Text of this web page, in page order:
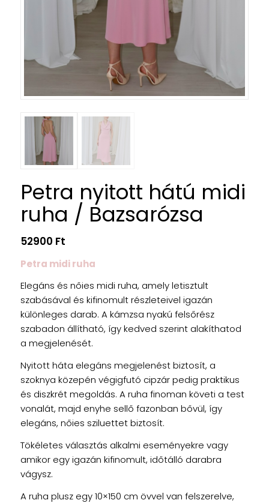
Petra nyitott hátú midi
ruha / Bazsarózsa
52900 Ft
Petra midi ruha
Elegáns és nőies midi ruha, amely letisztult
szabásával és kifinomult részleteivel igazán
különleges darab. A kámzsa nyakú felsőrész
szabadon állítható, így kedved szerint alakíthatod
a megjelenését.
Nyitott háta elegáns megjelenést biztosít, a
szoknya közepén végigfutó cipzár pedig praktikus
és diszkrét megoldás. A ruha finoman követi a test
vonalát, majd enyhe sellő fazonban bővül, így
elegáns, nőies sziluettet biztosít.
Tökéletes választás alkalmi eseményekre vagy
amikor egy igazán kifinomult, időtálló darabra
vágysz.
A ruha plusz egy 10×150 cm övvel van felszerelve,